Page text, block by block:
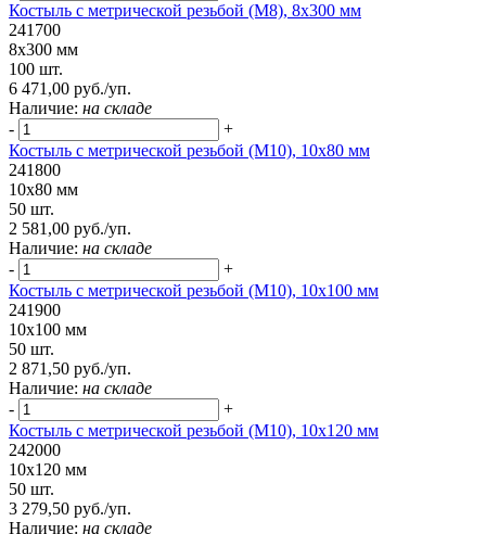
Костыль с метрической резьбой (М8), 8х300 мм
241700
8х300 мм
100 шт.
6 471,00 руб./уп.
Наличие: на складе
-
+
Костыль с метрической резьбой (М10), 10х80 мм
241800
10х80 мм
50 шт.
2 581,00 руб./уп.
Наличие: на складе
-
+
Костыль с метрической резьбой (М10), 10х100 мм
241900
10х100 мм
50 шт.
2 871,50 руб./уп.
Наличие: на складе
-
+
Костыль с метрической резьбой (М10), 10х120 мм
242000
10х120 мм
50 шт.
3 279,50 руб./уп.
Наличие: на складе